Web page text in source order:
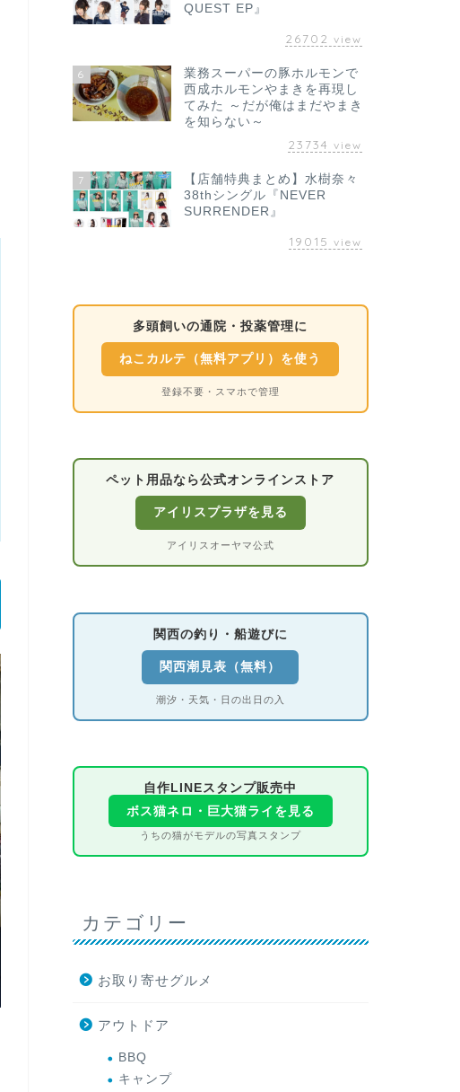
QUEST EP』
26702 view
6
業務スーパーの豚ホルモンで
西成ホルモンやまきを再現し
てみた ～だが俺はまだやまき
を知らない～
23734 view
7
【店舗特典まとめ】水樹奈々
38thシングル『NEVER
SURRENDER』
19015 view
多頭飼いの通院・投薬管理に
ねこカルテ（無料アプリ）を使う
登録不要・スマホで管理
ペット用品なら公式オンラインストア
アイリスプラザを見る
アイリスオーヤマ公式
関西の釣り・船遊びに
関西潮見表（無料）
潮汐・天気・日の出日の入
自作LINEスタンプ販売中
ボス猫ネロ・巨大猫ライを見る
うちの猫がモデルの写真スタンプ
カテゴリー
お取り寄せグルメ
アウトドア
BBQ
キャンプ